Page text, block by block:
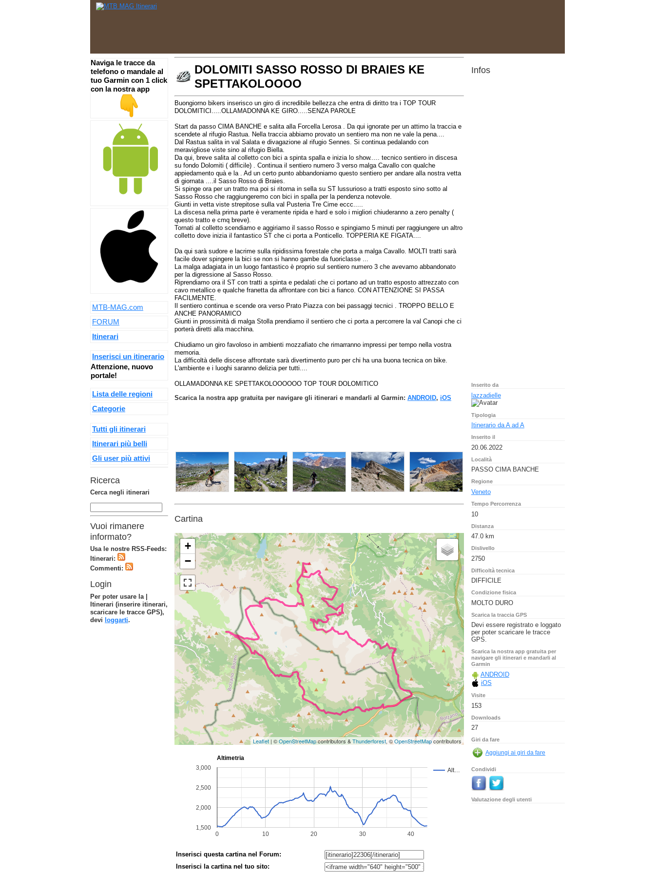
DOLOMITI SASSO ROSSO DI BRAIES KE
SPETTAKOLOOOO
Buongiorno bikers inserisco un giro di incredibile bellezza che entra di diritto tra i TOP TOUR
DOLOMITICI.....OLLAMADONNA KE GIRO.....SENZA PAROLE
Start da passo CIMA BANCHE e salita alla Forcella Lerosa . Da qui ignorate per un attimo la traccia e
scendete al rifugio Rastua. Nella traccia abbiamo provato un sentiero ma non ne vale la pena....
Dal Rastua salita in val Salata e divagazione al rifugio Sennes. Si continua pedalando con
meravigliose viste sino al rifugio Biella.
Da qui, breve salita al colletto con bici a spinta spalla e inizia lo show..... tecnico sentiero in discesa
su fondo Dolomiti ( difficile) . Continua il sentiero numero 3 verso malga Cavallo con qualche
appiedamento quà e la . Ad un certo punto abbandoniamo questo sentiero per andare alla nostra vetta
di giornata ....il Sasso Rosso di Braies.
Si spinge ora per un tratto ma poi si ritorna in sella su ST lussurioso a tratti esposto sino sotto al
Sasso Rosso che raggiungeremo con bici in spalla per la pendenza notevole.
Giunti in vetta viste strepitose sulla val Pusteria Tre Cime eccc.....
La discesa nella prima parte è veramente ripida e hard e solo i migliori chiuderanno a zero penalty (
questo tratto e cmq breve).
Tornati al colletto scendiamo e aggiriamo il sasso Rosso e spingiamo 5 minuti per raggiungere un altro
colletto dove inizia il fantastico ST che ci porta a Ponticello. TOPPERIA KE FIGATA....
Da qui sarà sudore e lacrime sulla ripidissima forestale che porta a malga Cavallo. MOLTI tratti sarà
facile dover spingere la bici se non si hanno gambe da fuoriclasse ...
La malga adagiata in un luogo fantastico è proprio sul sentiero numero 3 che avevamo abbandonato
per la digressione al Sasso Rosso.
Riprendiamo ora il ST con tratti a spinta e pedalati che ci portano ad un tratto esposto attrezzato con
cavo metallico e qualche franetta da affrontare con bici a fianco. CON ATTENZIONE SI PASSA
FACILMENTE.
Il sentiero continua e scende ora verso Prato Piazza con bei passaggi tecnici . TROPPO BELLO E
ANCHE PANORAMICO
Giunti in prossimità di malga Stolla prendiamo il sentiero che ci porta a percorrere la val Canopi che ci
porterà diretti alla macchina.
Chiudiamo un giro favoloso in ambienti mozzafiato che rimarranno impressi per tempo nella vostra
memoria.
La difficoltà delle discese affrontate sarà divertimento puro per chi ha una buona tecnica on bike.
L'ambiente e i luoghi saranno delizia per tutti....
OLLAMADONNA KE SPETTAKOLOOOOOO TOP TOUR DOLOMITICO
Scarica la nostra app gratuita per navigare gli itinerari e mandarli al Garmin: ANDROID, iOS
Cartina
+
−
Leaflet | ©OpenStreetMapcontributors &Thunderforest, ©OpenStreetMapcontributors
Inserisci questa cartina nel Forum:
Inserisci la cartina nel tuo sito:
Infos
Inserito da
lazzadielle
Tipologia
Itinerario da A ad A
Inserito il
20.06.2022
Località
PASSO CIMA BANCHE
Regione
Veneto
Tempo Percorrenza
10
Distanza
47.0 km
Dislivello
2750
Difficoltà tecnica
DIFFICILE
Condizione fisica
MOLTO DURO
Scarica la traccia GPS
Devi essere registrato e loggato
per poter scaricare le tracce
GPS.
Scarica la nostra app gratuita per
navigare gli itinerari e mandarli al
Garmin
ANDROID
iOS
Visite
153
Downloads
27
Giri da fare
Condividi
Valutazione degli utenti
Naviga le tracce da
telefono o mandale al
tuo Garmin con 1 click
con la nostra app
MTB-MAG.com
FORUM
Itinerari
Inserisci un itinerario
Attenzione, nuovo
portale!
Lista delle regioni
Categorie
Tutti gli itinerari
Itinerari più belli
Gli user più attivi
Ricerca
Cerca negli itinerari
Vuoi rimanere
informato?
Usa le nostre RSS-Feeds:
Itinerari:
Commenti:
Login
Per poter usare la |
Itinerari (inserire itinerari,
scaricare le tracce GPS),
devi loggarti.